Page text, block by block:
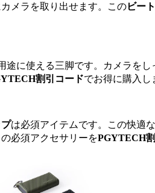
メラを取り出せます。このビー
途に使える三脚です。カメラを
割引コードでお得に購入し
は必須アイテムです。この快適
必須アクセサリーをPGYTECH